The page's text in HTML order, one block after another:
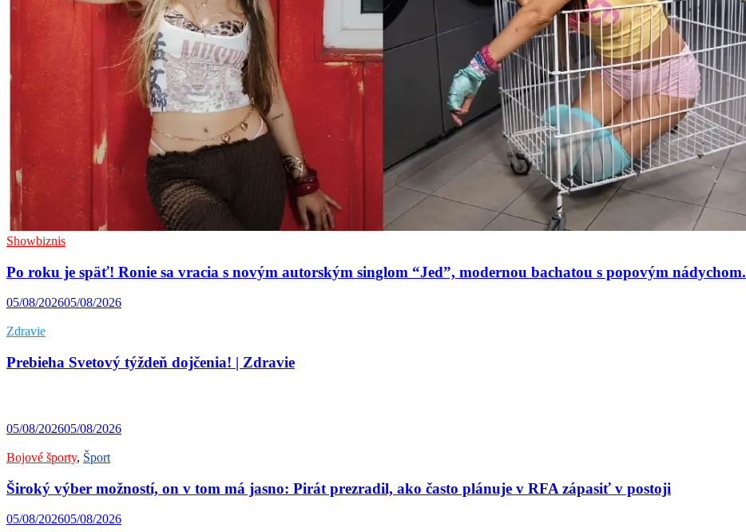
Showbiznis
Po roku je späť! Ronie sa vracia s novým autorským singlom “Jed”, modernou bachatou s popovým nádychom.
05/08/202605/08/2026
Zdravie
Prebieha Svetový týždeň dojčenia! | Zdravie
05/08/202605/08/2026
Bojové športy, Šport
Široký výber možností, on v tom má jasno: Pirát prezradil, ako často plánuje v RFA zápasiť v postoji
05/08/202605/08/2026